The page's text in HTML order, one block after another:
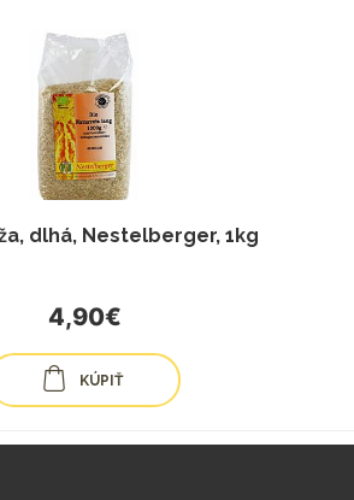
dlhá, Nestelberger, 1kg
4,90€
KÚPIŤ